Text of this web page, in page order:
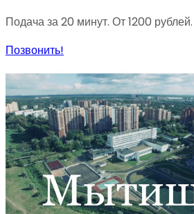
Подача за 20 минут. От 1200 рублей.
Позвонить!